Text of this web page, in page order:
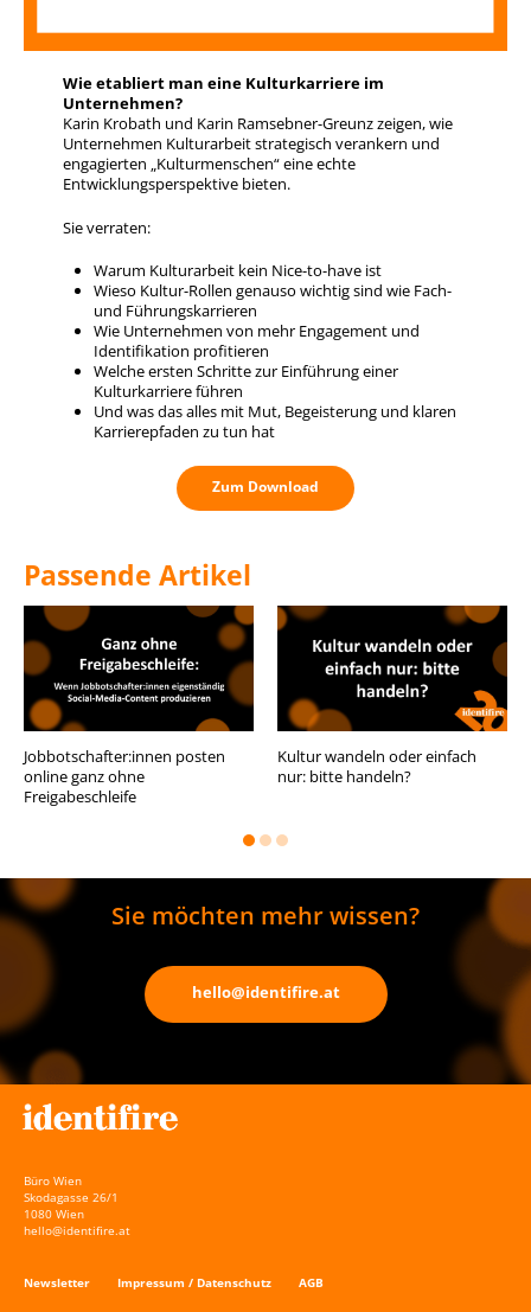
Wie etabliert man eine Kulturkarriere im
Unternehmen?
Karin Krobath und Karin Ramsebner-Greunz zeigen, wie
Unternehmen Kulturarbeit strategisch verankern und
engagierten „Kulturmenschen“ eine echte
Entwicklungsperspektive bieten.
Sie verraten:
Warum Kulturarbeit kein Nice-to-have ist
Wieso Kultur-Rollen genauso wichtig sind wie Fach-
und Führungskarrieren
Wie Unternehmen von mehr Engagement und
Identifikation profitieren
Welche ersten Schritte zur Einführung einer
Kulturkarriere führen
Und was das alles mit Mut, Begeisterung und klaren
Karrierepfaden zu tun hat
Zum Download
Passende Artikel
Jobbotschafter:innen posten
online ganz ohne
Freigabeschleife
Kultur wandeln oder einfach
nur: bitte handeln?
Sie möchten mehr wissen?
hello@identifire.at
Büro Wien
Skodagasse 26/1
1080 Wien
hello@identifire.at
Newsletter Impressum / Datenschutz AGB